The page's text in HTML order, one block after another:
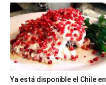
Ya está disponible el Chile en